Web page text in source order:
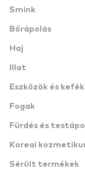
Smink
Bőrápolás
Haj
Illat
Eszközök és kefék
Fogak
Fürdés és
Koreai
Sérült termékek